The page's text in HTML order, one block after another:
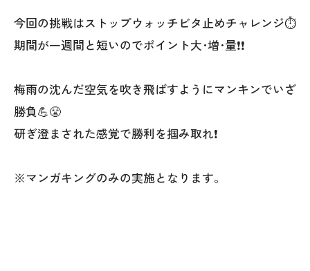
今回の挑戦はストップウォッチビタ止めチャレンジ⏱
期間が一週間と短いのでポイント大･増･量❗❗
梅雨の沈んだ空気を吹き飛ばすようにマンキンでいざ
勝負💪😤
研ぎ澄まされた感覚で勝利を掴み取れ❗
※マンガキングのみの実施となります。